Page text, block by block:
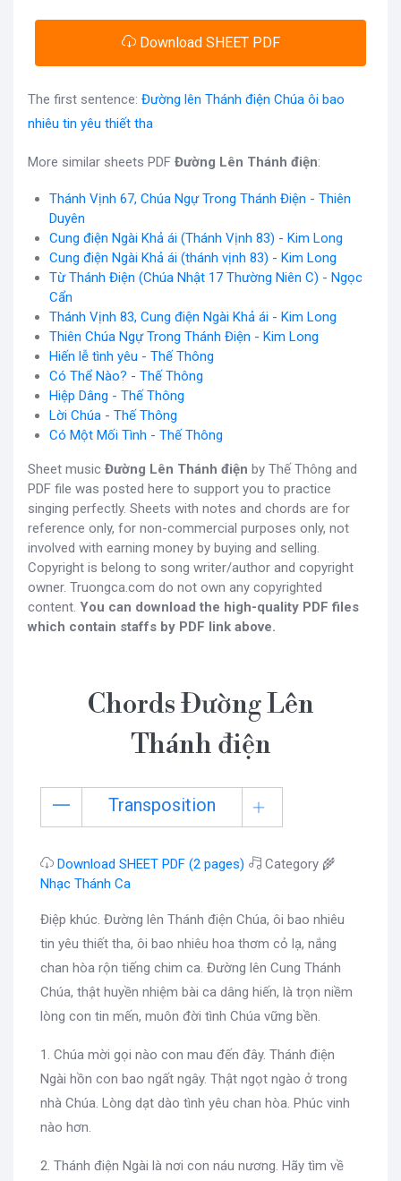
Download SHEET PDF
The first sentence: Đường lên Thánh điện Chúa ôi bao
nhiêu tin yêu thiết tha
More similar sheets PDF Đường Lên Thánh điện:
Thánh Vịnh 67, Chúa Ngự Trong Thánh Điện - Thiên
Duyên
Cung điện Ngài Khả ái (Thánh Vịnh 83) - Kim Long
Cung điện Ngài Khả ái (thánh vịnh 83) - Kim Long
Từ Thánh Điện (Chúa Nhật 17 Thường Niên C) - Ngọc
Cẩn
Thánh Vịnh 83, Cung điện Ngài Khả ái - Kim Long
Thiên Chúa Ngự Trong Thánh Điện - Kim Long
Hiến lễ tình yêu - Thế Thông
Có Thể Nào? - Thế Thông
Hiệp Dâng - Thế Thông
Lời Chúa - Thế Thông
Có Một Mối Tình - Thế Thông
Sheet music Đường Lên Thánh điện by Thế Thông and
PDF file was posted here to support you to practice
singing perfectly. Sheets with notes and chords are for
reference only, for non-commercial purposes only, not
involved with earning money by buying and selling.
Copyright is belong to song writer/author and copyright
owner. Truongca.com do not own any copyrighted
content. You can download the high-quality PDF files
which contain staffs by PDF link above.
Chords Đường Lên
Thánh điện
Transposition
Download SHEET PDF (2 pages)
Category 🌾
Nhạc Thánh Ca
Điệp khúc. Đường lên Thánh điện Chúa, ôi bao nhiêu
tin yêu thiết tha, ôi bao nhiêu hoa thơm cỏ lạ, nắng
chan hòa rộn tiếng chim ca. Đường lên Cung Thánh
Chúa, thật huyền nhiệm bài ca dâng hiến, là trọn niềm
lòng con tin mến, muôn đời tình Chúa vững bền.
1. Chúa mời gọi nào con mau đến đây. Thánh điện
Ngài hồn con bao ngất ngây. Thật ngọt ngào ở trong
nhà Chúa. Lòng dạt dào tình yêu chan hòa. Phúc vinh
nào hơn.
2. Thánh điện Ngài là nơi con náu nương. Hãy tìm về